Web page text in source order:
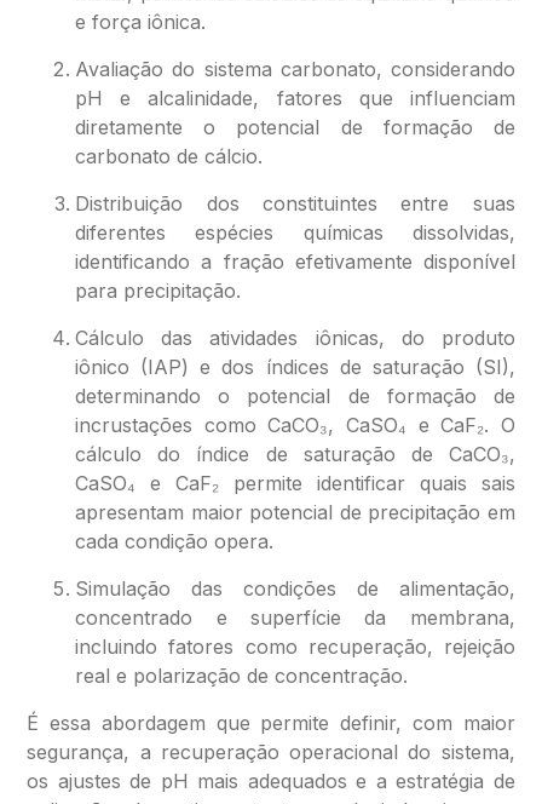
e força iônica.
Avaliação do sistema carbonato, considerando
pH e alcalinidade, fatores que influenciam
diretamente o potencial de formação de
carbonato de cálcio.
Distribuição dos constituintes entre suas
diferentes espécies químicas dissolvidas,
identificando a fração efetivamente disponível
para precipitação.
Cálculo das atividades iônicas, do produto
iônico (IAP) e dos índices de saturação (SI),
determinando o potencial de formação de
incrustações como CaCO₃, CaSO₄ e CaF₂. O
cálculo do índice de saturação de CaCO₃,
CaSO₄ e CaF₂ permite identificar quais sais
apresentam maior potencial de precipitação em
cada condição opera.
Simulação das condições de alimentação,
concentrado e superfície da membrana,
incluindo fatores como recuperação, rejeição
real e polarização de concentração.
É essa abordagem que permite definir, com maior
segurança, a recuperação operacional do sistema,
os ajustes de pH mais adequados e a estratégia de